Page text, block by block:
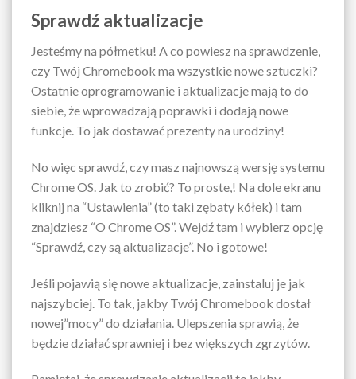
Sprawdź aktualizacje
Jesteśmy na półmetku! A co powiesz na sprawdzenie,
czy Twój Chromebook ma wszystkie nowe sztuczki?
Ostatnie oprogramowanie i aktualizacje mają to do
siebie, że wprowadzają poprawki i dodają nowe
funkcje. To jak dostawać prezenty na urodziny!
No więc sprawdź, czy masz najnowszą wersję systemu
Chrome OS. Jak to zrobić? To proste,! Na dole ekranu
kliknij na “Ustawienia” (to taki zębaty kółek) i tam
znajdziesz “O Chrome OS”. Wejdź tam i wybierz opcję
“Sprawdź, czy są aktualizacje”. No i gotowe!
Jeśli pojawią się nowe aktualizacje, zainstaluj je jak
najszybciej. To tak, jakby Twój Chromebook dostał
nowej”mocy” do działania. Ulepszenia sprawią, że
będzie działać sprawniej i bez większych zgrzytów.